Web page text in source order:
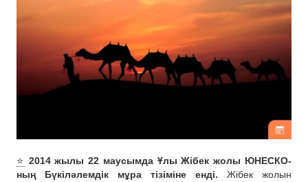
⭐️ 2014 жылы 22 маусымда Ұлы Жібек жолы ЮНЕСКО-
ның Бүкіләлемдік мұра тізіміне енді. Жібек жолын